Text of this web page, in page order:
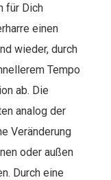
für Dich
einen
wieder, durch
Tempo
ab. Die
analog der
Veränderung
oder außen
Durch eine